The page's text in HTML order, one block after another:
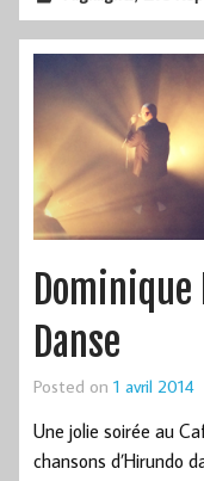
Dominique
Danse
Posted on 1 avril 2014
Une jolie soirée au
chansons d’Hirundo